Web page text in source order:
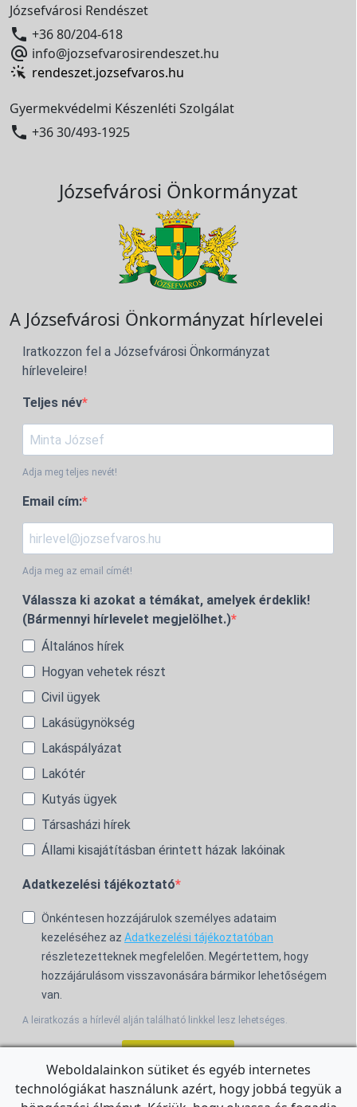
Józsefvárosi Rendészet
 +36 80/204-618
 info@jozsefvarosirendeszet.hu
rendeszet.jozsefvaros.hu
Gyermekvédelmi Készenléti Szolgálat
 +36 30/493-1925
Józsefvárosi Önkormányzat
A Józsefvárosi Önkormányzat hírlevelei
Iratkozzon fel a Józsefvárosi Önkormányzat
hírleveleire!
Teljes név
Adja meg teljes nevét!
Email cím:
Adja meg az email címét!
Válassza ki azokat a témákat, amelyek érdeklik!
(Bármennyi hírlevelet megjelölhet.)
Általános hírek
Hogyan vehetek részt
Civil ügyek
Lakásügynökség
Lakáspályázat
Lakótér
Kutyás ügyek
Társasházi hírek
Állami kisajátításban érintett házak lakóinak
Adatkezelési tájékoztató
Önkéntesen hozzájárulok személyes adataim
kezeléséhez az Adatkezelési tájékoztatóban
részletezetteknek megfelelően. Megértettem, hogy
hozzájárulásom visszavonására bármikor lehetőségem
van.
A leiratkozás a hírlevél alján található linkkel lesz lehetséges.
For the English Newsletter, clickHERE.
Weboldalainkon sütiket és egyéb internetes
technológiákat használunk azért, hogy jobbá tegyük a